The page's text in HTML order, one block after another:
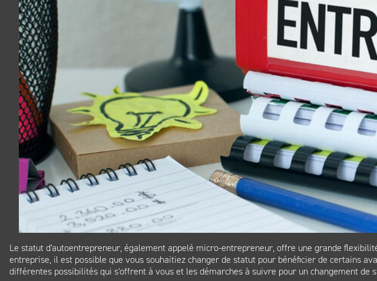
Le statut d'autoentrepreneur, également appelé micro-entrepreneur, offre une grande
entreprise, il est possible que vous souhaitiez changer de statut pour bénéficier de certains
différentes possibilités qui s'offrent à vous et les démarches à suivre pour un changement